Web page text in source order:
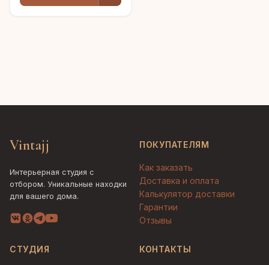
Vintajj
Интерьерная студия с
отбором. Уникальные находки
для вашего дома.
ПОКУПАТЕЛЯМ
Как заказать
Доставка и оплата
Калькулятор доставки
Гарантии
Отзывы
СТУДИЯ КОНТАКТЫ